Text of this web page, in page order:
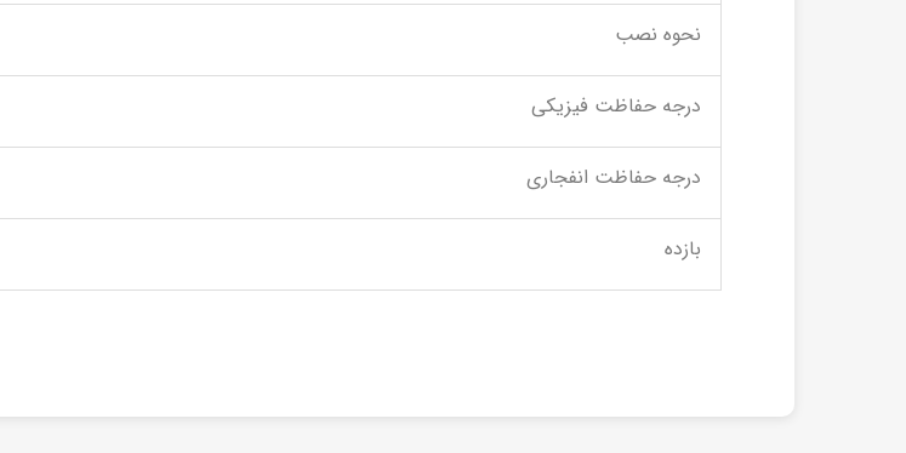
نحوه نصب
درجه حفاظت فیزیکی
درجه حفاظت انفجاری
بازده